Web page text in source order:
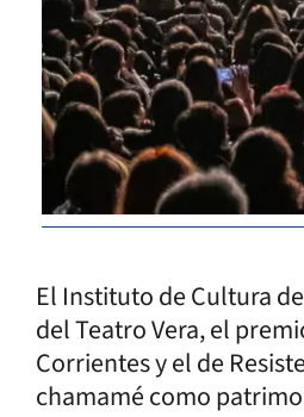
El Instituto de Cultura
del Teatro Vera, el
Corrientes y el de
chamamé como